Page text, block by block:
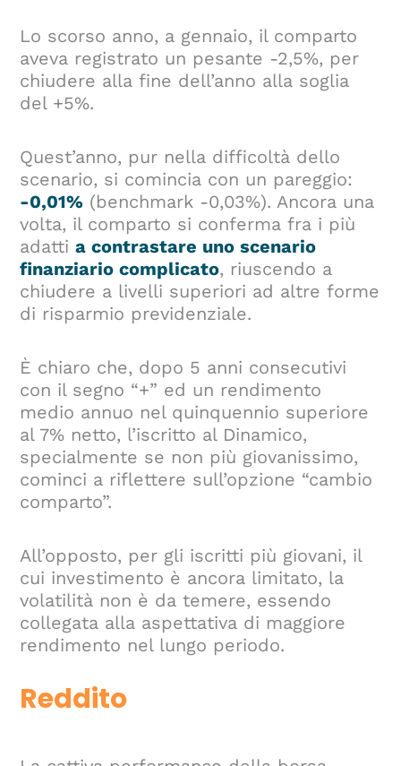
Lo scorso anno, a gennaio, il comparto
aveva registrato un pesante -2,5%, per
chiudere alla fine dell’anno alla soglia
del +5%.
Quest’anno, pur nella difficoltà dello
scenario, si comincia con un pareggio:
-0,01% (benchmark -0,03%). Ancora una
volta, il comparto si conferma fra i più
adattia contrastare uno scenario
finanziario complicato, riuscendo a
chiudere a livelli superiori ad altre forme
di risparmio previdenziale.
È chiaro che, dopo 5 anni consecutivi
con il segno “+” ed un rendimento
medio annuo nel quinquennio superiore
al 7% netto, l’iscritto al Dinamico,
specialmente se non più giovanissimo,
cominci a riflettere sull’opzione “cambio
comparto”.
All’opposto, per gli iscritti più giovani, il
cui investimento è ancora limitato, la
volatilità non è da temere, essendo
collegata alla aspettativa di maggiore
rendimento nel lungo periodo.
Reddito